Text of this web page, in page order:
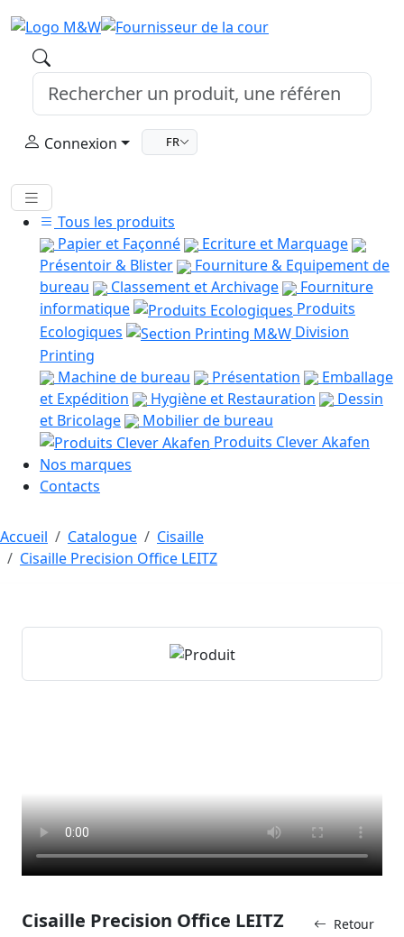
Connexion FR
Tous les produits
Papier et Façonné
Ecriture et Marquage
Présentoir & Blister
Fourniture & Equipement de
bureau
Classement et Archivage
Fourniture
informatique
Produits
Ecologiques
Division
Printing
Machine de bureau
Présentation
Emballage
et Expédition
Hygiène et Restauration
Dessin
et Bricolage
Mobilier de bureau
Produits Clever Akafen
Nos marques
Contacts
Accueil Catalogue
Cisaille
Cisaille Precision Office LEITZ
Retour
Cisaille Precision Office LEITZ